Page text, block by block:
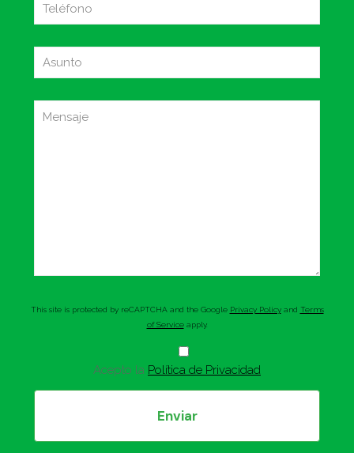
This site is protected by reCAPTCHA and the Google Privacy Policyand Terms
of Serviceapply.
Acepto la Política de Privacidad